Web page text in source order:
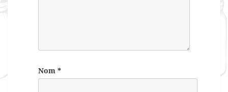
Nom *